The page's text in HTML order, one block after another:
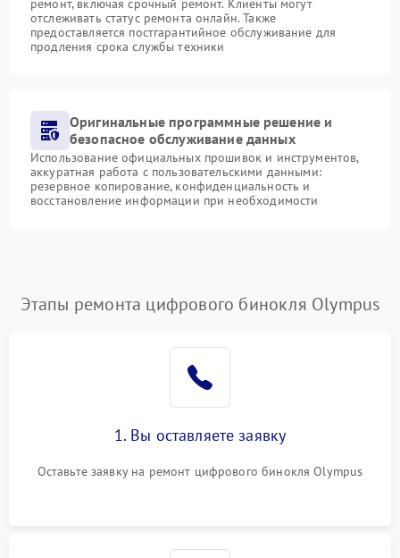
ремонт, включая срочный ремонт. Клиенты могут
отслеживать статус ремонта онлайн. Также
предоставляется постгарантийное обслуживание для
продления срока службы техники
Оригинальные программные решение и
безопасное обслуживание данных
Использование официальных прошивок и инструментов,
аккуратная работа с пользовательскими данными:
резервное копирование, конфиденциальность и
восстановление информации при необходимости
Этапы ремонта цифрового бинокля Olympus
1. Вы оставляете заявку
Оставьте заявку на ремонт цифрового бинокля Olympus